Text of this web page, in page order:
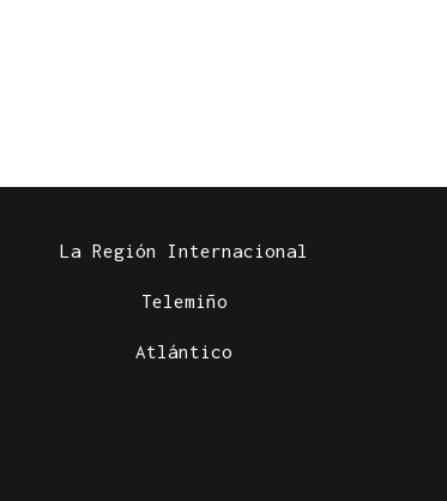
La Región Internacional
Telemiño
Atlántico